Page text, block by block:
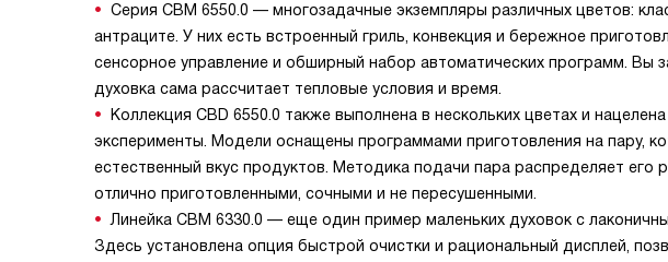
Серия CBM 6550.0 — многозадачные экземпляры различных цветов:
антраците. У них есть встроенный гриль, конвекция и бережное
сенсорное управление и обширный набор автоматических программ. Вы
духовка сама рассчитает тепловые условия и время.
Коллекция CBD 6550.0 также выполнена в нескольких цветах и
эксперименты. Модели оснащены программами приготовления на пару,
естественный вкус продуктов. Методика подачи пара распределяет
отлично приготовленными, сочными и не пересушенными.
Линейка CBM 6330.0 — еще один пример маленьких духовок с
Здесь установлена опция быстрой очистки и рациональный дисплей,